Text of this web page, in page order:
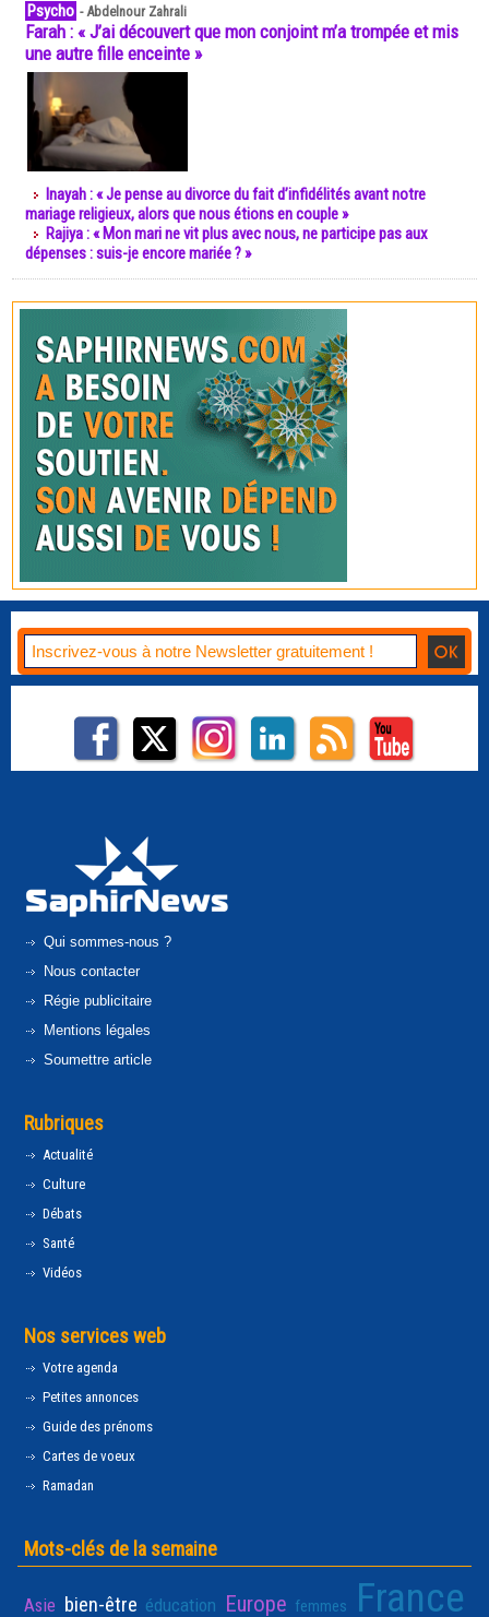
Psycho -Abdelnour Zahrali
Farah : « J’ai découvert que mon conjoint m’a trompée et mis
une autre fille enceinte »
Inayah : « Je pense au divorce du fait d’infidélités avant notre
mariage religieux, alors que nous étions en couple »
Rajiya : « Mon mari ne vit plus avec nous, ne participe pas aux
dépenses : suis-je encore mariée ? »
Qui sommes-nous ?
Nous contacter
Régie publicitaire
Mentions légales
Soumettre article
Rubriques
Actualité
Culture
Débats
Santé
Vidéos
Nos services web
Votre agenda
Petites annonces
Guide des prénoms
Cartes de voeux
Ramadan
Mots-clés de la semaine
Asie bien-être éducation Europe femmes France